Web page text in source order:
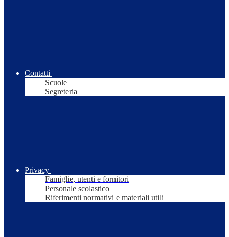
Contatti
Scuole
Segreteria
Privacy
Famiglie, utenti e fornitori
Personale scolastico
Riferimenti normativi e materiali utili